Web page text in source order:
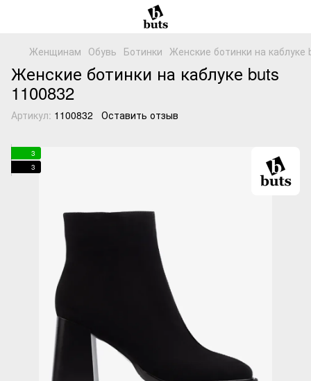
Женщинам Обувь Ботинки Женские ботинки на
Женские ботинки на каблуке buts
1100832
Артикул: 1100832 Оставить отзыв
3
3